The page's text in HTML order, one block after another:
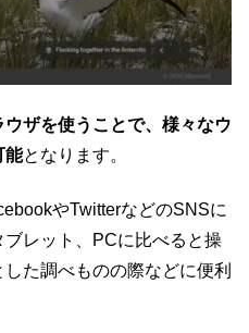
ザを使うことで、様々なウ
能となります。
やTwitterなどのSNSに
レット、PCに比べると操
た調べものの際などに便利